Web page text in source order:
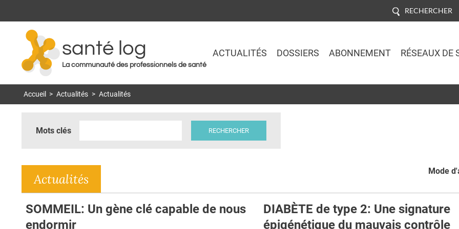
RECHERCHER
santé log
La communauté des professionnels de santé
ACTUALITÉS DOSSIERS ABONNEMENT RÉSEAUX DE
Accueil > Actualités > Actualités
Mots clés
Mode
Actualités
SOMMEIL: Un gène clé capable de nous
endormir
DIABÈTE de type 2: Une signature
épigénétique du mauvais contrôle